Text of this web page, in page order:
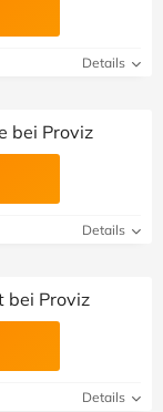
Details
bei Proviz
Details
bei Proviz
Details